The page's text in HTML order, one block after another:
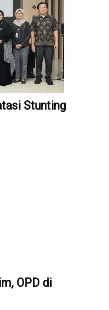
Stunting
OPD di